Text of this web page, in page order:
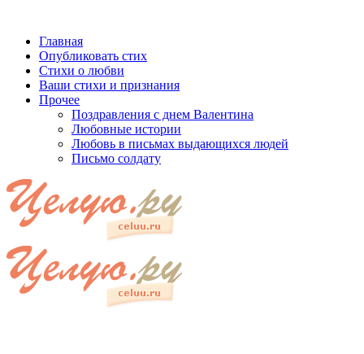
Главная
Опубликовать стих
Стихи о любви
Ваши стихи и признания
Прочее
Поздравления с днем Валентина
Любовные истории
Любовь в письмах выдающихся людей
Письмо солдату